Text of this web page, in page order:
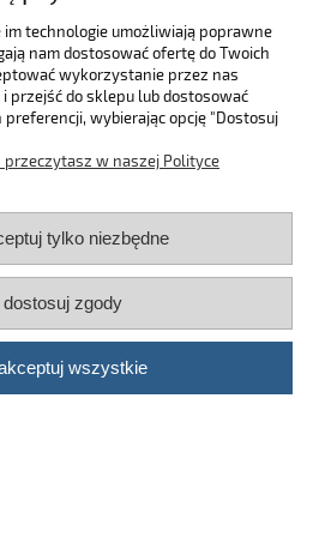
SKLEP
MOJE KONTO
NA BIEŻĄCO!
Automotive Care©2026 | PlatformaShoper
pełną wersję strony
im technologie umożliwiają poprawne
nam dostosować ofertę do Twoich
wykorzystanie przez nas
do sklepu lub dostosować
wybierając opcję "Dostosuj
przeczytasz w naszej Polityce
tylko niezbędne
dostosuj zgody
wszystkie